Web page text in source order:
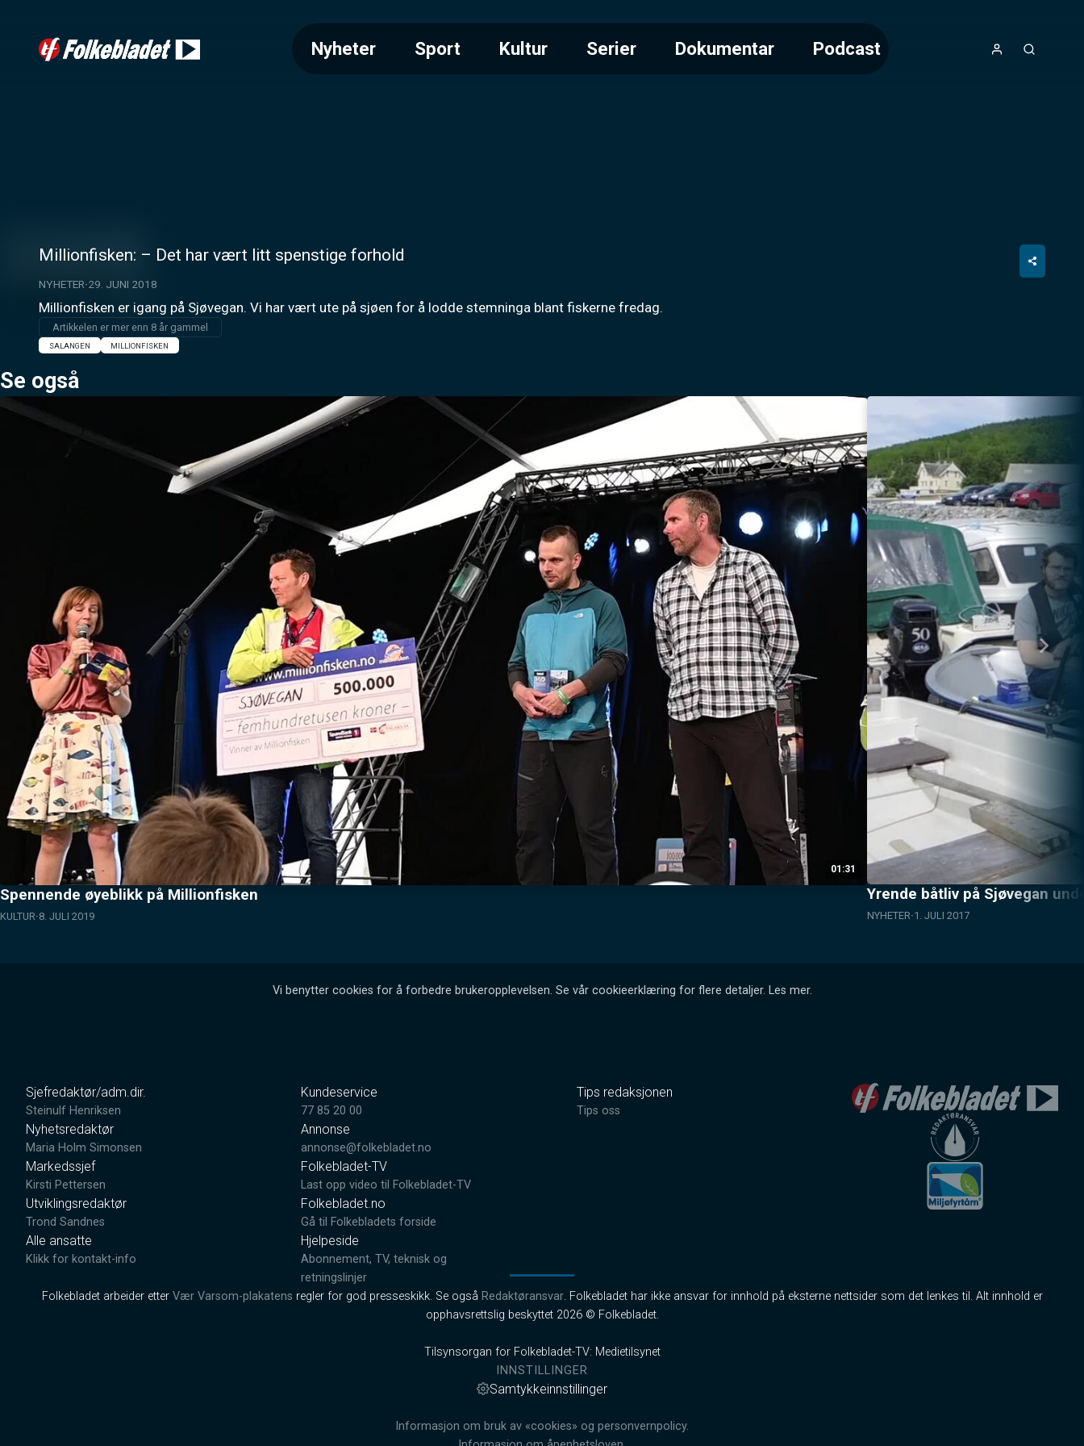
Nyheter Sport Kultur Serier Dokumentar Podcast
Millionfisken: – Det har vært litt spenstige forhold
NYHETER 29. JUNI 2018
Millionfisken er igang på Sjøvegan. Vi har vært ute på sjøen for å lodde stemninga blant fiskerne fredag.
Artikkelen er mer enn 8 år gammel
SALANGEN MILLIONFISKEN
Se også
01:31
Spennende øyeblikk på Millionfisken
KULTUR 8. JULI 2019
Yrende båtliv på Sjøvegan
NYHETER 1. JULI 2017
Vi benytter cookies for å forbedre brukeropplevelsen. Se vår cookieerklæring for flere detaljer. Les mer.
Sjefredaktør/adm.dir.
Steinulf Henriksen
Nyhetsredaktør
Maria Holm Simonsen
Markedssjef
Kirsti Pettersen
Utviklingsredaktør
Trond Sandnes
Alle ansatte
Klikk for kontakt-info
Kundeservice
77 85 20 00
Annonse
annonse@folkebladet.no
Folkebladet-TV
Last opp video til Folkebladet-TV
Folkebladet.no
Gå til Folkebladets forside
Hjelpeside
Abonnement, TV, teknisk og
retningslinjer
Tips redaksjonen
Tips oss
Folkebladet arbeider etter Vær Varsom-plakatens regler for god presseskikk. Se også Redaktøransvar. Folkebladet har ikke ansvar for innhold på eksterne nettsider som det lenkes til. Alt innhold er
opphavsrettslig beskyttet 2026 © Folkebladet.
Tilsynsorgan for Folkebladet-TV: Medietilsynet
INNSTILLINGER
Samtykkeinnstillinger
Informasjon om bruk av «cookies» og personvernpolicy.